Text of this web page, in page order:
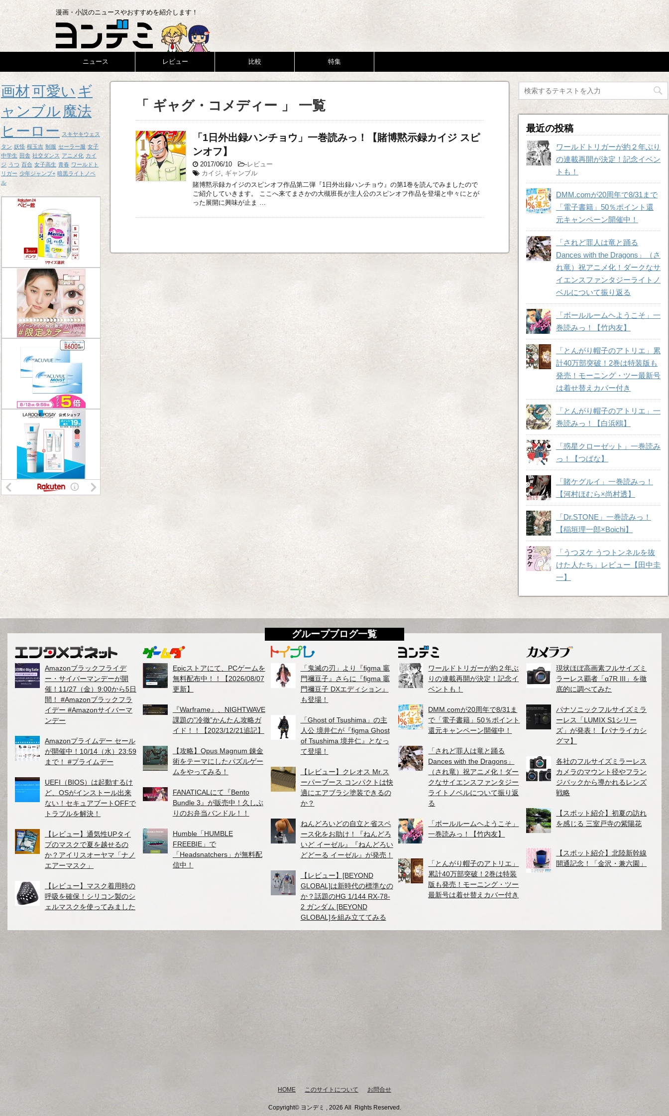
漫画・小説のニュースやおすすめを紹介します！
ニュース レビュー 比較 特集
「 ギャグ・コメディー 」 一覧
「1日外出録ハンチョウ」一巻読みっ！【賭博黙示録カイジ スピ
ンオフ】
2017/06/10 -レビュー
カイジ, ギャンブル
賭博黙示録カイジのスピンオフ作品第二弾『1日外出録ハンチョウ』の第1巻を読んでみましたので
ご紹介していきます。 ここへ来てまさかの大槻班長が主人公のスピンオフ作品を登場と中々にとが
った展開に興味が止ま …
最近の投稿
ワールドトリガーが約２年ぶり
の連載再開が決定！記念イベン
トも！
DMM.comが20周年で8/31まで
「電子書籍」50％ポイント還
元キャンペーン開催中！
「されど罪人は竜と踊る
Dances with the Dragons」（さ
れ竜）祝アニメ化！ダークなサ
イエンスファンタジーライトノ
ベルについて振り返る
「ボールルームヘようこそ」一
巻読みっ！【竹内友】
「とんがり帽子のアトリエ」累
計40万部突破！2巻は特装版も
発売！モーニング・ツー最新号
は着せ替えカバー付き
「とんがり帽子のアトリエ」一
巻読みっ！【白浜鴎】
「惑星クローゼット」一巻読み
っ！【つばな】
「賭ケグルイ」一巻読みっ！
【河村ほむら×尚村透】
「Dr.STONE」一巻読みっ！
【稲垣理一郎×Boichi】
「うつヌケ うつトンネルを抜
けた人たち」レビュー【田中圭
一】
画材可愛い ギ
ャンブル 魔法
ヒーロー スキヤキウェス
タン 妖怪 桜玉吉 制服 セーラー服 女子
中学生 田舎 社交ダンス アニメ化 カイ
ジ うつ 百合 女子高生 青春 ワールドト
リガー 少年ジャンプ+ 暗黒ライトノベ
ル
グループブログ一覧
Amazonブラックフライデ
ー・サイバーマンデーが開
催！11/27（金）9:00から5日
間！ #Amazonブラックフラ
イデー #Amazonサイバーマ
ンデー
Amazonプライムデー セール
が開催中！10/14（水）23:59
まで！ #プライムデー
UEFI（BIOS）は起動するけ
ど、OSがインストール出来
ない！セキュアブートOFFで
トラブルを解決！
【レビュー】通気性UPタイ
プのマスクで夏を越せるの
か？アイリスオーヤマ「ナノ
エアーマスク」
【レビュー】マスク着用時の
呼吸を確保！シリコン製のシ
ェルマスクを使ってみました
Epicストアにて、PCゲームを
無料配布中！！【2026/08/07
更新】
『Warframe』、NIGHTWAVE
課題の”冷徹”かんたん攻略ガ
イド！！【2023/12/21追記】
【攻略】Opus Magnum 錬金
術をテーマにしたパズルゲー
ムをやってみる！
FANATICALにて『Bento
Bundle 3』が販売中！久しぶ
りのお弁当バンドル！！
Humble「HUMBLE
FREEBIE」で
「Headsnatchers」が無料配
信中！
「鬼滅の刃」より『figma 竈
門禰豆子』さらに『figma 竈
門禰豆子 DXエディション』
も登場！
「Ghost of Tsushima」の主
人公 境井仁が『figma Ghost
of Tsushima 境井仁』となっ
て登場！
【レビュー】クレオス Mr.ス
ーパーブース コンパクトは快
適にエアブラシ塗装できるの
か？
ねんどろいどの自立と省スペ
ース化をお助け！『ねんどろ
いど イーゼル』『ねんどろい
どどーる イーゼル』が発売！
【レビュー】[BEYOND
GLOBAL]は新時代の標準なの
か？話題のHG 1/144 RX-78-
2 ガンダム [BEYOND
GLOBAL]を組み立ててみる
ワールドトリガーが約２年ぶ
りの連載再開が決定！記念イ
ベントも！
DMM.comが20周年で8/31ま
で「電子書籍」50％ポイント
還元キャンペーン開催中！
「されど罪人は竜と踊る
Dances with the Dragons」
（され竜）祝アニメ化！ダー
クなサイエンスファンタジー
ライトノベルについて振り返
る
「ボールルームヘようこそ」
一巻読みっ！【竹内友】
「とんがり帽子のアトリエ」
累計40万部突破！2巻は特装
版も発売！モーニング・ツー
最新号は着せ替えカバー付き
現状ほぼ高画素フルサイズミ
ラーレス覇者「α7R III」を徹
底的に調べてみた
パナソニックフルサイズミラ
ーレス「LUMIX S1シリー
ズ」が発表！【パナライカシ
グマ】
各社のフルサイズミラーレス
カメラのマウント径やフラン
ジバックから導かれるレンズ
戦略
【スポット紹介】初夏の訪れ
を感じる 三室戸寺の紫陽花
【スポット紹介】北陸新幹線
開通記念！「金沢・兼六園」
HOME このサイトについて お問合せ
Copyright© ヨンデミ , 2026 All Rights Reserved.